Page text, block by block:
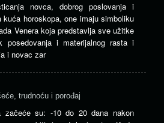
novca, dobrog poslovanja i
horoskopa, one imaju simboliku
Venera koja predstavlja sve užitke
i materijalnog rasta i
i novac zar
trudnoću i porođaj
začeće su: -10 do 20 dana nakon